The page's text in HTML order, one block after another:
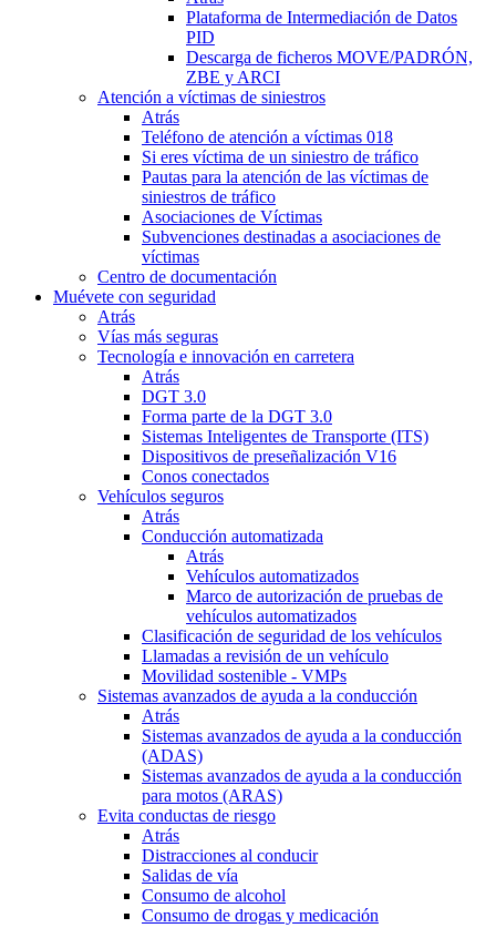
Plataforma de Intermediación de Datos
PID
Descarga de ficheros MOVE/PADRÓN,
ZBE y ARCI
Atención a víctimas de siniestros
Atrás
Teléfono de atención a víctimas 018
Si eres víctima de un siniestro de tráfico
Pautas para la atención de las víctimas de
siniestros de tráfico
Asociaciones de Víctimas
Subvenciones destinadas a asociaciones de
víctimas
Centro de documentación
Muévete con seguridad
Atrás
Vías más seguras
Tecnología e innovación en carretera
Atrás
DGT 3.0
Forma parte de la DGT 3.0
Sistemas Inteligentes de Transporte (ITS)
Dispositivos de preseñalización V16
Conos conectados
Vehículos seguros
Atrás
Conducción automatizada
Atrás
Vehículos automatizados
Marco de autorización de pruebas de
vehículos automatizados
Clasificación de seguridad de los vehículos
Llamadas a revisión de un vehículo
Movilidad sostenible - VMPs
Sistemas avanzados de ayuda a la conducción
Atrás
Sistemas avanzados de ayuda a la conducción
(ADAS)
Sistemas avanzados de ayuda a la conducción
para motos (ARAS)
Evita conductas de riesgo
Atrás
Distracciones al conducir
Salidas de vía
Consumo de alcohol
Consumo de drogas y medicación